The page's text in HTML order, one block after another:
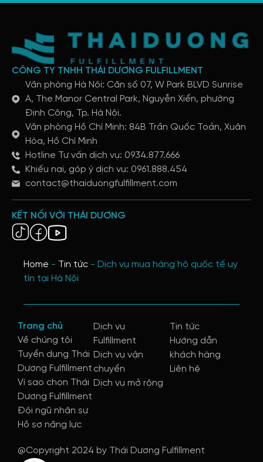
CÔNG TY TNHH THÁI DƯƠNG FULFILLMENT
Văn phòng Hà Nội: Căn số 07, W Park BLVD Sunrise
A, The Manor Central Park, Nguyễn Xiển, phường
Định Công, Tp. Hà Nội.
Văn phòng Hồ Chí Minh: 84B Trần Quốc Toản, Xuân
Hòa, Hồ Chí Minh
Hotline Tư vấn dịch vụ: 0934.877.666
Khiếu nại, góp ý dịch vụ: 0961.888.454
contact@thaiduongfulfillment.com
KẾT NỐI VỚI THÁI DƯƠNG
Home - Tin tức - Dịch vụ mua hàng hộ quốc tế uy
tín tại Hà Nội
Trang chủ
Về chúng tôi
Tuyển dụng Thái
Dương Fulfillment
Vì sao chọn Thái
Dương Fulfillment
Đội ngũ nhân sự
Hồ sơ năng lực
Dịch vụ
Fulfillment
Dịch vụ vận
chuyển
Dịch vụ mở rộng
Tin tức
Hướng dẫn
khách hàng
Liên hệ
@Copyright 2024 by Thái Dương Fulfillment